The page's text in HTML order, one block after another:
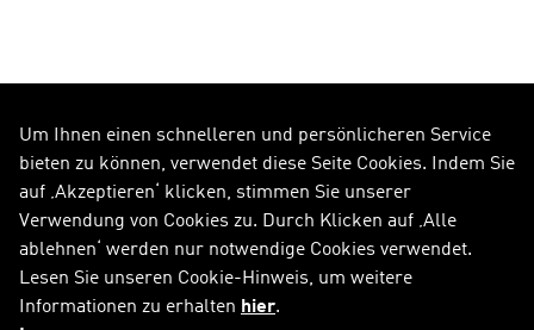
FOLGE UNS AUF
Alle Social Media Kanäle
Sitemap
Um Ihnen einen schnelleren und persönlicheren Service
bieten zu können, verwendet diese Seite Cookies. Indem Sie
auf ‚Akzeptieren‘ klicken, stimmen Sie unserer
Verwendung von Cookies zu. Durch Klicken auf ‚Alle
ablehnen‘ werden nur notwendige Cookies verwendet.
Lesen Sie unseren Cookie-Hinweis, um weitere
Informationen zu erhalten hier.